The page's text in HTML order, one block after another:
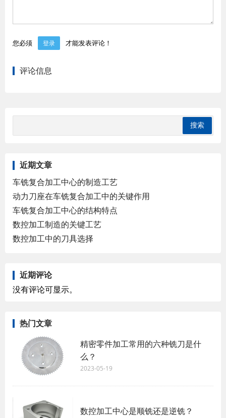
您必须 登录 才能发表评论！
评论信息
近期文章
车铣复合加工中心的制造工艺
动力刀座在车铣复合加工中的关键作用
车铣复合加工中心的结构特点
数控加工制造的关键工艺
数控加工中的刀具选择
近期评论
没有评论可显示。
热门文章
精密零件加工常用的六种铣刀是什
么？
2023-05-19
数控加工中心是顺铣还是逆铣？